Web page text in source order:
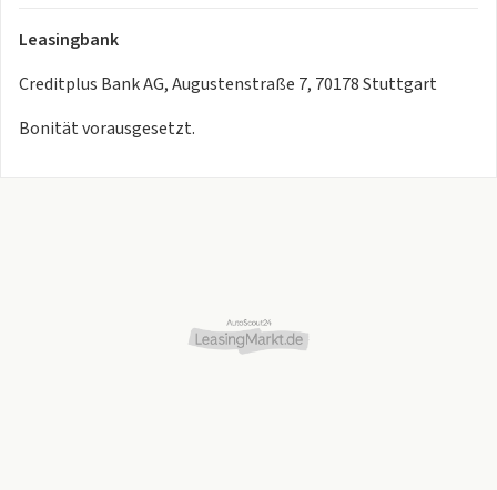
Leasingbank
Creditplus Bank AG, Augustenstraße 7, 70178 Stuttgart
Bonität vorausgesetzt.